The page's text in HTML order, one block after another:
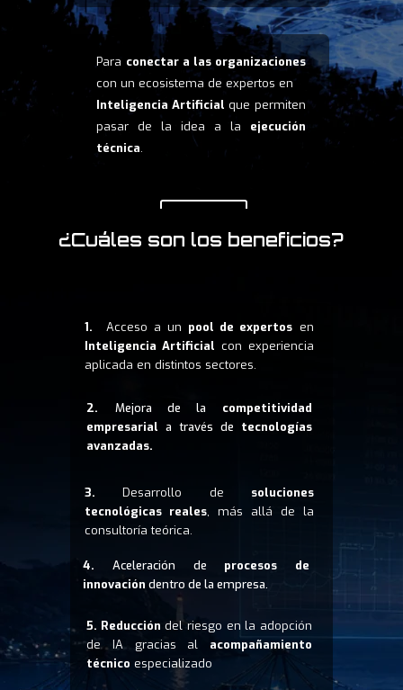
Para conectar a las organizaciones
con un ecosistema de expertos en
Inteligencia Artificial que permiten
pasar de la idea a la ejecución
técnica.
¿Cuáles son los beneficios?
1. Acceso a un pool de expertos en
Inteligencia Artificial con experiencia
aplicada en distintos sectores.
2. Mejora de la competitividad
empresarial a través de tecnologías
avanzadas.
3. Desarrollo de soluciones
tecnológicas reales, más allá de la
consultoría teórica.
4. Aceleración de procesos de
innovación dentro de la empresa.
5. Reducción del riesgo en la adopción
de IA gracias al acompañamiento
técnico especializado